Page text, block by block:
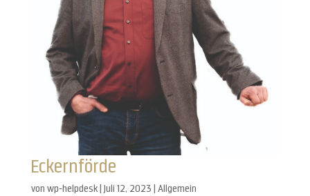
Eckernförde
von wp-helpdesk| Juli 12, 2023 | Allgemein